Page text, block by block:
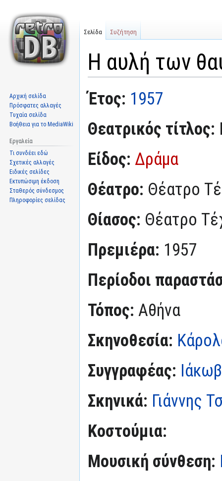
Η αυλή των
Μετάβαση
στην
Πήδηση
στην
Έτος: 1957
Θεατρικός τίτλος:
Είδος: Δράμα
Θέατρο: Θέατρο
Θίασος: Θέατρο
Πρεμιέρα: 1957
Περίοδοι
Τόπος: Αθήνα
Σκηνοθεσία:
Συγγραφέας:
Σκηνικά: Γιάννης
Κοστούμια:
Μουσική σύνθεση:
Σελίδα Συζήτηση
Αρχική σελίδα
Πρόσφατες αλλαγές
Τυχαία σελίδα
Βοήθεια για το MediaWiki
Εργαλεία
Τι συνδέει εδώ
Σχετικές αλλαγές
Ειδικές σελίδες
Εκτυπώσιμη έκδοση
Σταθερός σύνδεσμος
Πληροφορίες σελίδας